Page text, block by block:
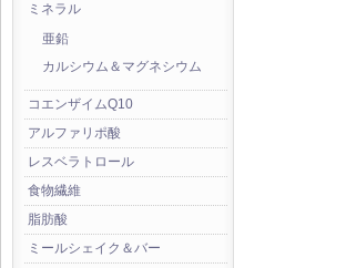
ミネラル
亜鉛
カルシウム＆マグネシウム
コエンザイムQ10
アルファリポ酸
レスベラトロール
食物繊維
脂肪酸
ミールシェイク＆バー